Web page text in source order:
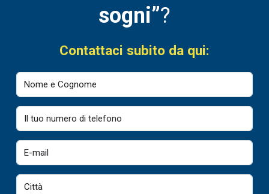
sogni”?
Contattaci subito da qui: